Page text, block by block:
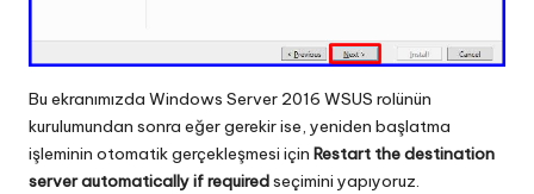
Bu ekranımızda Windows Server 2016 WSUS rolünün
kurulumundan sonra eğer gerekir ise, yeniden başlatma
işleminin otomatik gerçekleşmesi için Restart the destination
server automatically if requiredseçimini yapıyoruz.